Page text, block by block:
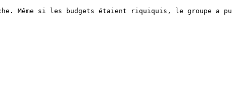
Même si les budgets étaient riquiquis, le groupe a pu